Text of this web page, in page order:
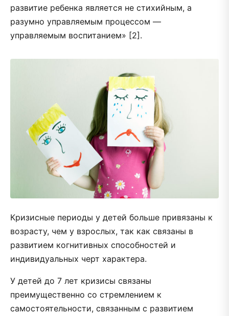
развитие ребенка является не стихийным, а
разумно управляемым процессом —
управляемым воспитанием» [2].
Кризисные периоды у детей больше привязаны к
возрасту, чем у взрослых, так как связаны в
развитием когнитивных способностей и
индивидуальных черт характера.
У детей до 7 лет кризисы связаны
преимущественно со стремлением к
самостоятельности, связанным с развитием